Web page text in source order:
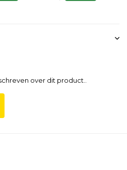
over dit product..